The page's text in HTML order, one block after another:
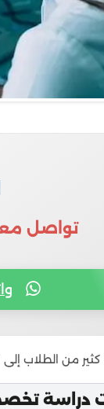
تواصل
كثير من الطلاب
دراسة